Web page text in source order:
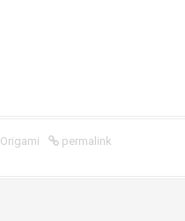
Origami permalink